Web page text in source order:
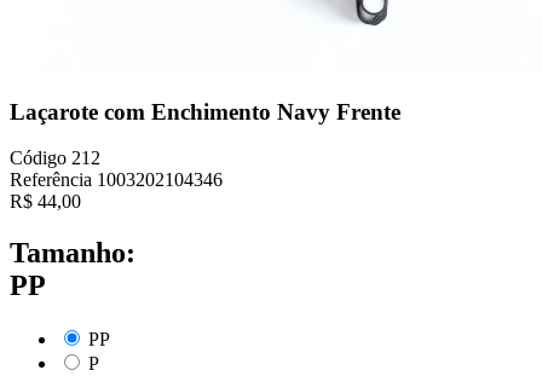
Laçarote com Enchimento Navy Frente
Código 212
Referência 1003202104346
R$ 44,00
Tamanho:
PP
PP
P